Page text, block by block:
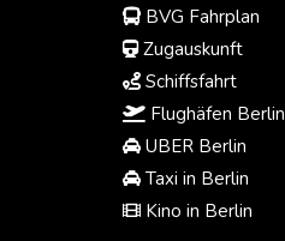
BVG Fahrplan
Zugauskunft
Schiffsfahrt
Flughäfen Berlin
UBER Berlin
Taxi in Berlin
Kino in Berlin